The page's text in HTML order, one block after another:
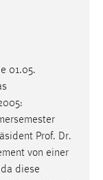
01.05.
Prof. Dr.
von einer
diese